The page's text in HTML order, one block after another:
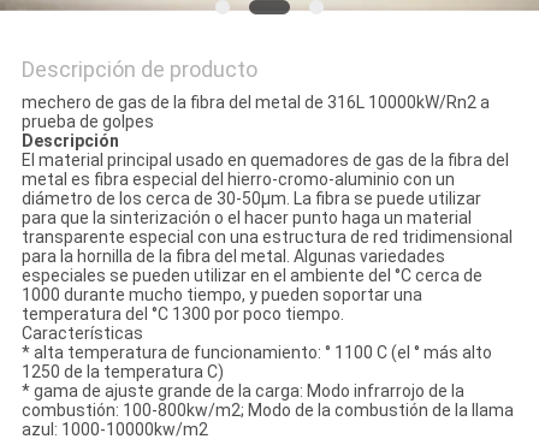
DEL
SITIO
POLÍTICAS
DE
PRIVACIDAD
Descripción de producto
mechero de gas de la fibra del metal de 316L 10000kW/Rn2 a
prueba de golpes
Descripción
El material principal usado en quemadores de gas de la fibra del
metal es fibra especial del hierro-cromo-aluminio con un
diámetro de los cerca de 30-50μm. La fibra se puede utilizar
para que la sinterización o el hacer punto haga un material
transparente especial con una estructura de red tridimensional
para la hornilla de la fibra del metal. Algunas variedades
especiales se pueden utilizar en el ambiente del °C cerca de
1000 durante mucho tiempo, y pueden soportar una
temperatura del °C 1300 por poco tiempo.
Características
* alta temperatura de funcionamiento: ° 1100 C (el ° más alto
1250 de la temperatura C)
* gama de ajuste grande de la carga: Modo infrarrojo de la
combustión: 100-800kw/m2; Modo de la combustión de la llama
azul: 1000-10000kw/m2